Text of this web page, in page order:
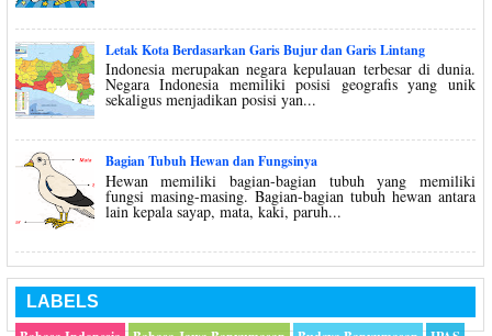
Letak Kota Berdasarkan Garis Bujur dan Garis Lintang
Indonesia merupakan negara kepulauan terbesar di dunia.
Negara Indonesia memiliki posisi geografis yang unik
sekaligus menjadikan posisi yan...
Bagian Tubuh Hewan dan Fungsinya
Hewan memiliki bagian-bagian tubuh yang memiliki
fungsi masing-masing. Bagian-bagian tubuh hewan antara
lain kepala sayap, mata, kaki, paruh...
LABELS